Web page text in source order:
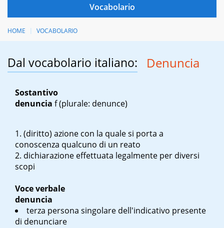
HOME VOCABOLARIO
Dal vocabolario italiano: Denuncia
Sostantivo
denuncia f(plurale: denunce)
(diritto) azione con la quale si porta a
conoscenza qualcuno di un reato
dichiarazione effettuata legalmente per diversi
scopi
Voce verbale
denuncia
terza persona singolare dell'indicativo presente
di denunciare